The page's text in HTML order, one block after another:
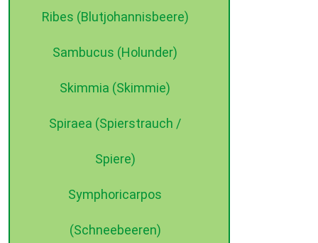
Ribes (Blutjohannisbeere)
Sambucus (Holunder)
Skimmia (Skimmie)
Spiraea (Spierstrauch /
Spiere)
Symphoricarpos
(Schneebeeren)